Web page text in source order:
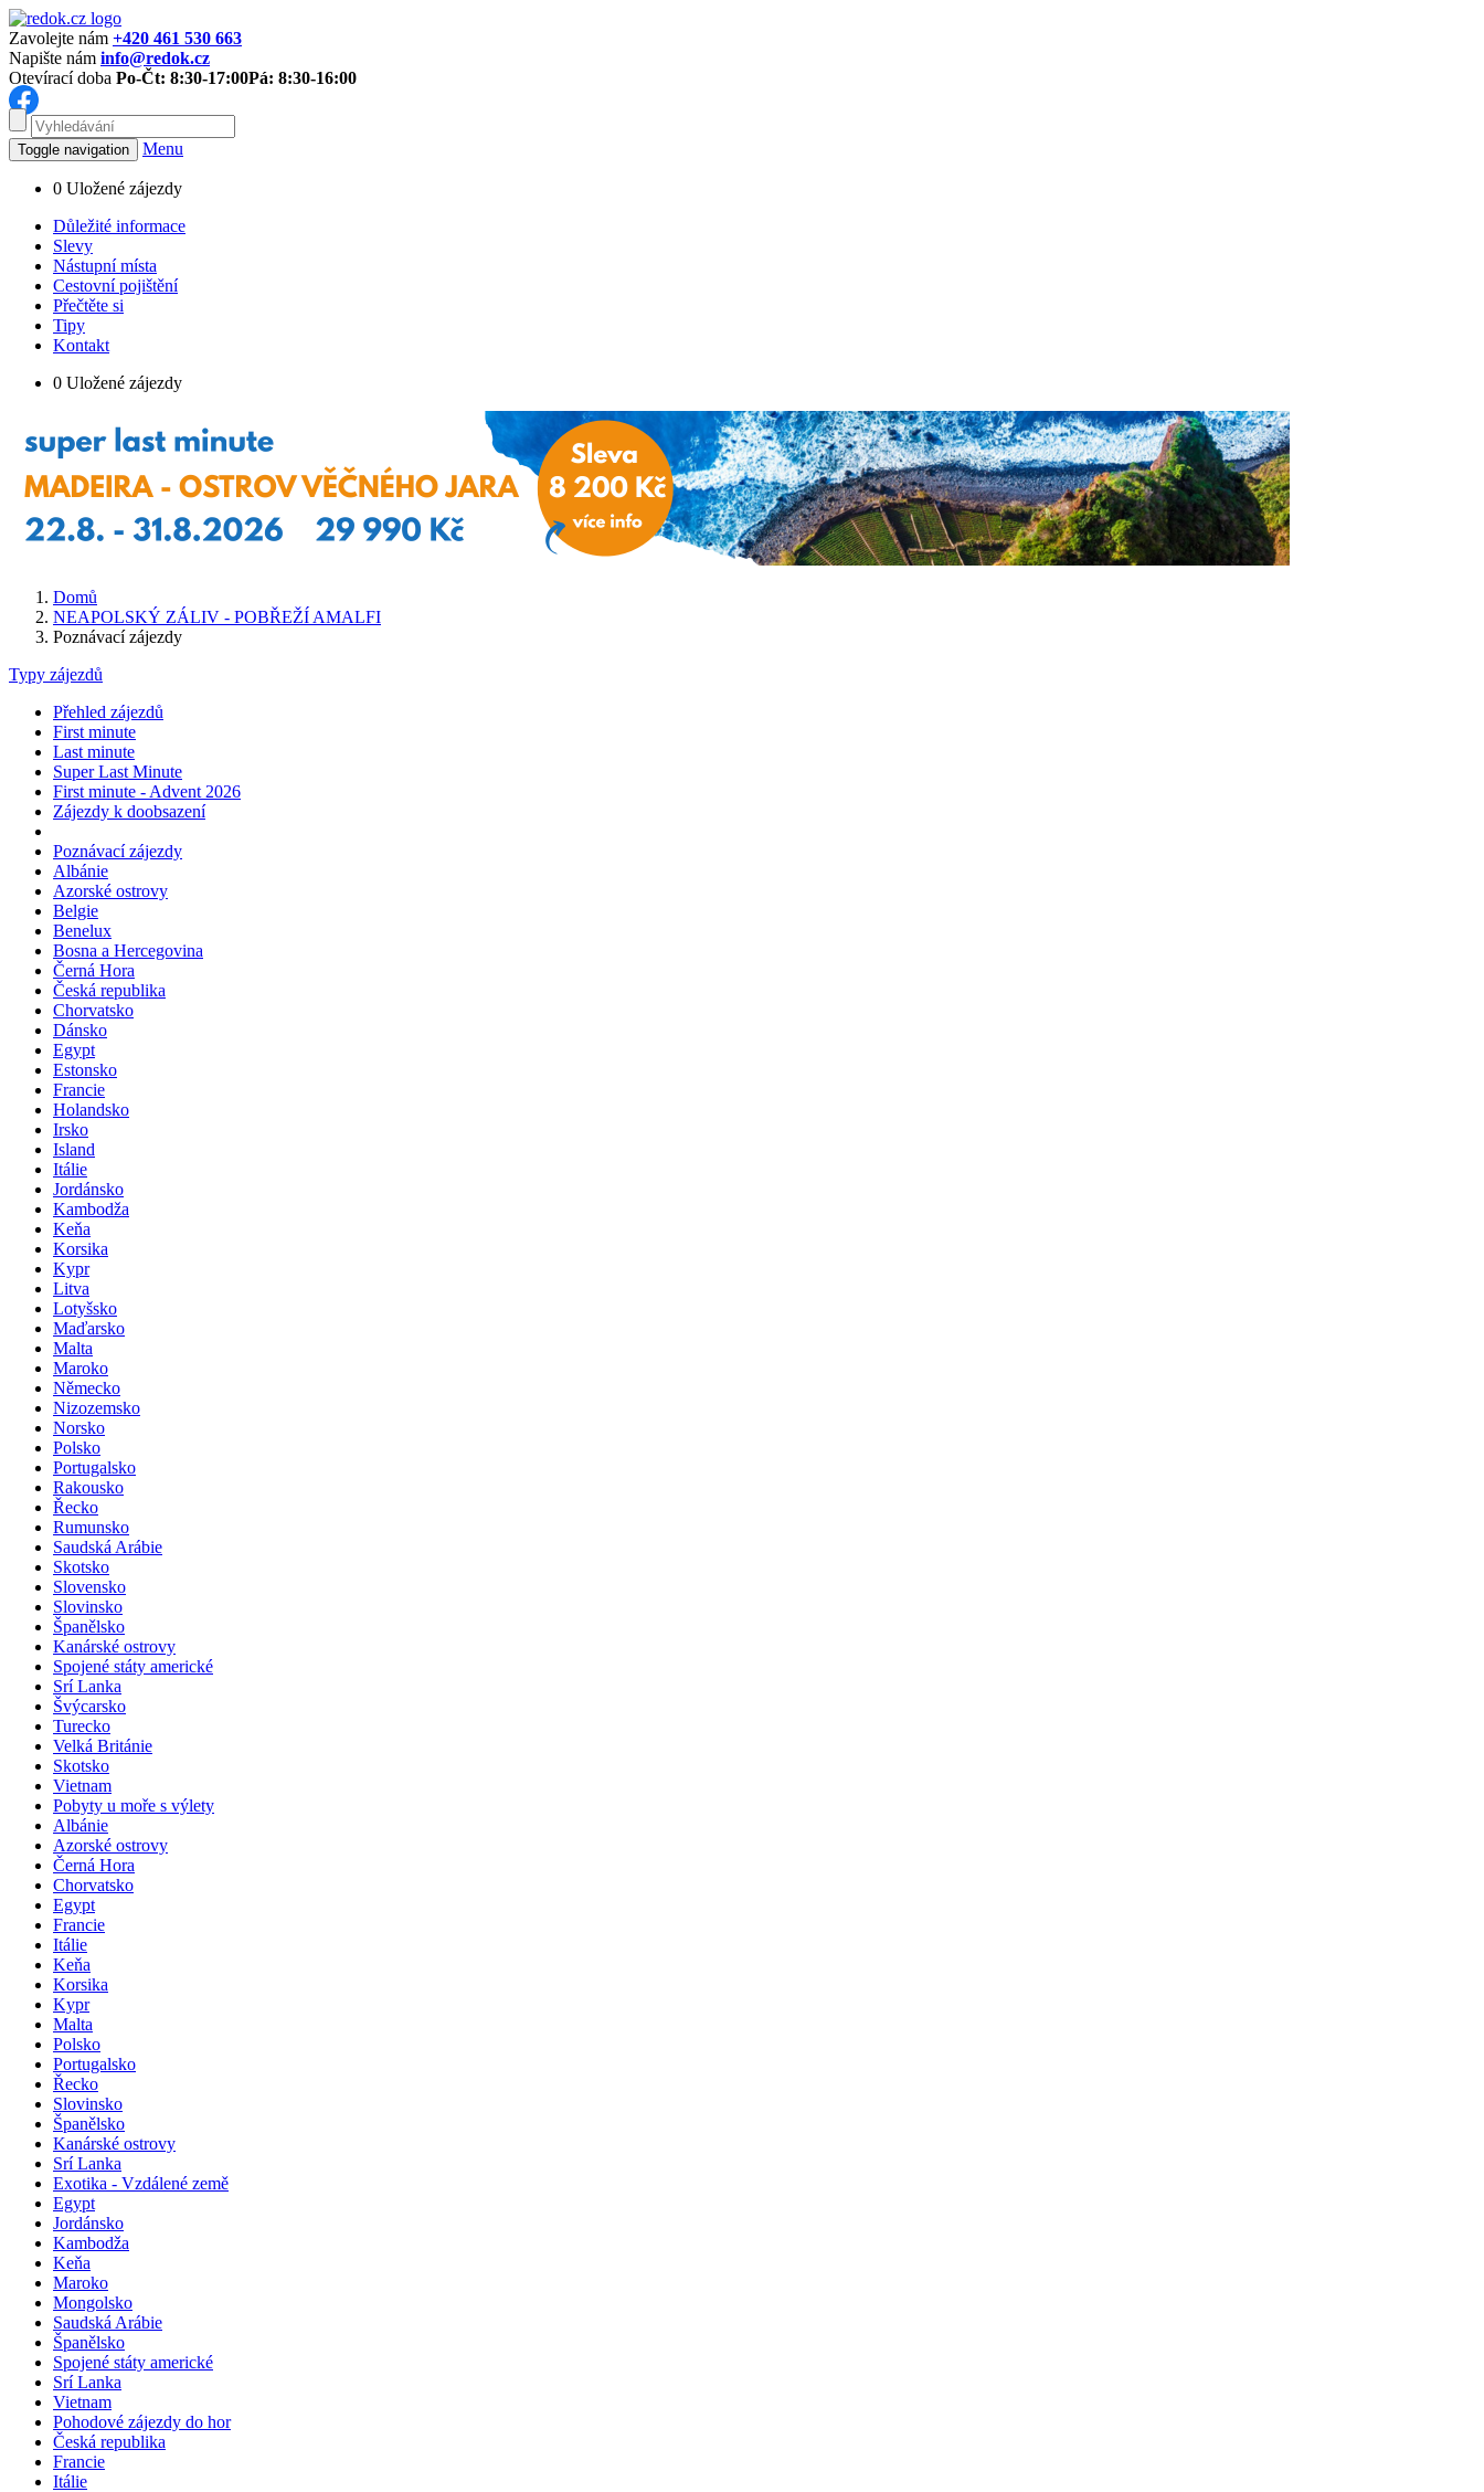
Zavolejte nám +420 461 530 663
Napište nám info@redok.cz
Otevírací doba Po-Čt: 8:30-17:00Pá: 8:30-16:00
Toggle navigation Menu
0 Uložené zájezdy
Důležité informace
Slevy
Nástupní místa
Cestovní pojištění
Přečtěte si
Tipy
Kontakt
0 Uložené zájezdy
Domů
NEAPOLSKÝ ZÁLIV - POBŘEŽÍ AMALFI
Poznávací zájezdy
Typy zájezdů
Přehled zájezdů
First minute
Last minute
Super Last Minute
First minute - Advent 2026
Zájezdy k doobsazení
Poznávací zájezdy
Albánie
Azorské ostrovy
Belgie
Benelux
Bosna a Hercegovina
Černá Hora
Česká republika
Chorvatsko
Dánsko
Egypt
Estonsko
Francie
Holandsko
Irsko
Island
Itálie
Jordánsko
Kambodža
Keňa
Korsika
Kypr
Litva
Lotyšsko
Maďarsko
Malta
Maroko
Německo
Nizozemsko
Norsko
Polsko
Portugalsko
Rakousko
Řecko
Rumunsko
Saudská Arábie
Skotsko
Slovensko
Slovinsko
Španělsko
Kanárské ostrovy
Spojené státy americké
Srí Lanka
Švýcarsko
Turecko
Velká Británie
Skotsko
Vietnam
Pobyty u moře s výlety
Albánie
Azorské ostrovy
Černá Hora
Chorvatsko
Egypt
Francie
Itálie
Keňa
Korsika
Kypr
Malta
Polsko
Portugalsko
Řecko
Slovinsko
Španělsko
Kanárské ostrovy
Srí Lanka
Exotika - Vzdálené země
Egypt
Jordánsko
Kambodža
Keňa
Maroko
Mongolsko
Saudská Arábie
Španělsko
Spojené státy americké
Srí Lanka
Vietnam
Pohodové zájezdy do hor
Česká republika
Francie
Itálie